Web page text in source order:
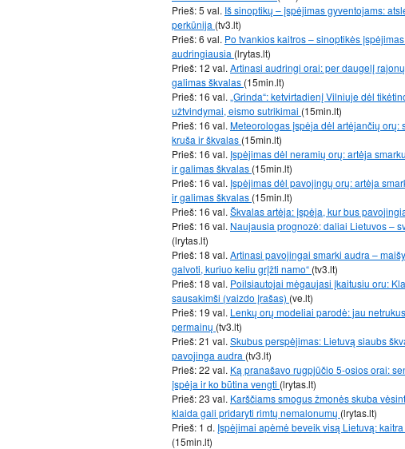
Prieš: 5 val. Iš sinoptikų – įspėjimas gyventojams:
perkūnija (tv3.lt)
Prieš: 6 val. Po tvankios kaitros – sinoptikės
audringiausia (lrytas.lt)
Prieš: 12 val. Artinasi audringi orai: per daugelį
galimas škvalas (15min.lt)
Prieš: 16 val. „Grinda“: ketvirtadienį Vilniuje dėl
užtvindymai, eismo sutrikimai (15min.lt)
Prieš: 16 val. Meteorologas įspėja dėl artėjančių orų:
kruša ir škvalas (15min.lt)
Prieš: 16 val. Įspėjimas dėl neramių orų: artėja
ir galimas škvalas (15min.lt)
Prieš: 16 val. Įspėjimas dėl pavojingų orų: artėja
ir galimas škvalas (15min.lt)
Prieš: 16 val. Škvalas artėja: įspėja, kur bus
Prieš: 16 val. Naujausia prognozė: daliai Lietuvos –
(lrytas.lt)
Prieš: 18 val. Artinasi pavojingai smarki audra –
galvoti, kuriuo keliu grįžti namo“ (tv3.lt)
Prieš: 18 val. Poilsiautojai mėgaujasi įkaitusiu oru:
sausakimši (vaizdo įrašas) (ve.lt)
Prieš: 19 val. Lenkų orų modeliai parodė: jau
permainų (tv3.lt)
Prieš: 21 val. Skubus perspėjimas: Lietuvą siaubs
pavojinga audra (tv3.lt)
Prieš: 22 val. Ką pranašavo rugpjūčio 5-osios orai:
įspėja ir ko būtina vengti (lrytas.lt)
Prieš: 23 val. Karščiams smogus žmonės skuba
klaida gali pridaryti rimtų nemalonumų (lrytas.lt)
Prieš: 1 d. Įspėjimai apėmė beveik visą Lietuvą:
(15min.lt)